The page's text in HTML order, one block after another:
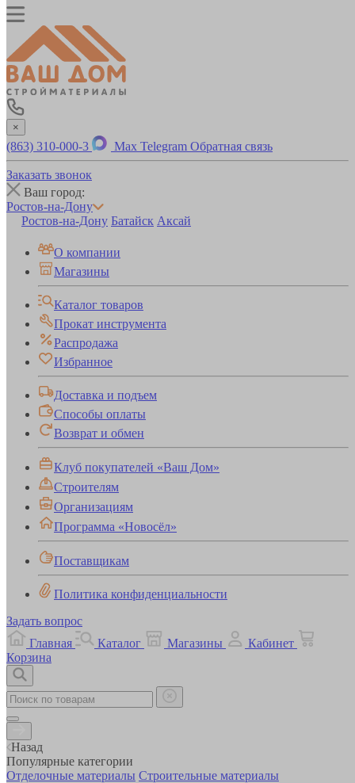
×
(863) 310-000-3 Max Telegram Обратная связь
Заказать звонок
Ваш город:
Ростов-на-Дону
Ростов-на-Дону Батайск Аксай
О компании
Магазины
Каталог товаров
Прокат инструмента
Распродажа
Избранное
Доставка и подъем
Способы оплаты
Возврат и обмен
Клуб покупателей «Ваш Дом»
Строителям
Организациям
Программа «Новосёл»
Поставщикам
Политика конфиденциальности
Задать вопрос
Главная
Каталог Магазины
Кабинет
Корзина
Назад
Популярные категории
Отделочные материалы Строительные материалы